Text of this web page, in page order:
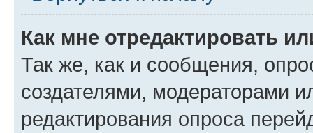
Как мне отредактировать
Так же, как и сообщения,
создателями, модераторами
редактирования опроса